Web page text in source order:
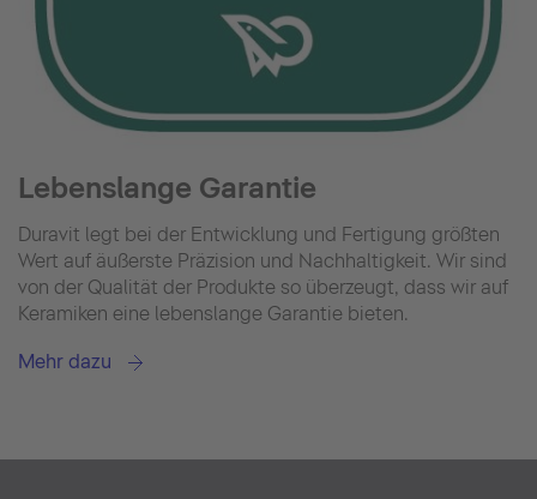
Lebenslange Garantie
Duravit legt bei der Entwicklung und Fertigung größten
Wert auf äußerste Präzision und Nachhaltigkeit. Wir sind
von der Qualität der Produkte so überzeugt, dass wir auf
Keramiken eine lebenslange Garantie bieten.
Mehr dazu